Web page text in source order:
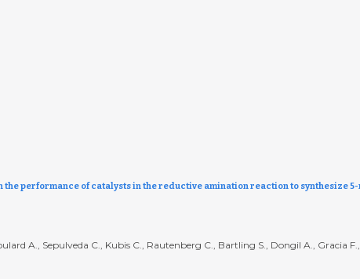
the performance of catalysts in the reductive amination reaction to synthesize
A., Sepulveda C., Kubis C., Rautenberg C., Bartling S., Dongil A., Gracia F.,